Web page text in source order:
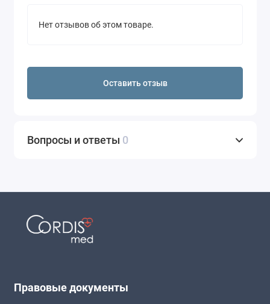
Нет отзывов об этом товаре.
Оставить отзыв
Вопросы и ответы 0
Правовые документы